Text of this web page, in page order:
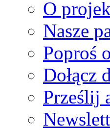
O
Nasze
Poproś
Dołącz
Prześlij